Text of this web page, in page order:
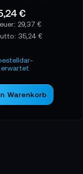
€
29,37 €
35,24 €
erwartet
Warenkorb